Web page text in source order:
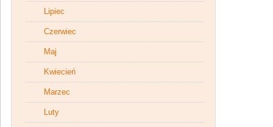
Lipiec
Czerwiec
Maj
Kwiecień
Marzec
Luty